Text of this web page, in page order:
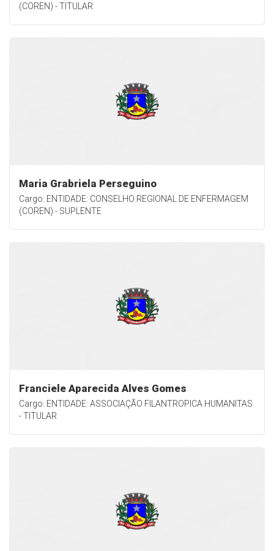
(COREN) - TITULAR
Maria Grabriela Perseguino
Cargo: ENTIDADE: CONSELHO REGIONAL DE ENFERMAGEM
(COREN) - SUPLENTE
Franciele Aparecida Alves Gomes
Cargo: ENTIDADE: ASSOCIAÇÃO FILANTROPICA HUMANITAS
- TITULAR